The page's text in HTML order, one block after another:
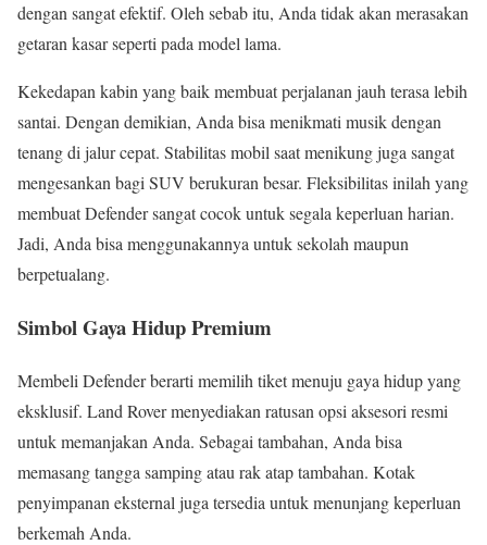
dengan sangat efektif. Oleh sebab itu, Anda tidak akan merasakan
getaran kasar seperti pada model lama.
Kekedapan kabin yang baik membuat perjalanan jauh terasa lebih
santai. Dengan demikian, Anda bisa menikmati musik dengan
tenang di jalur cepat. Stabilitas mobil saat menikung juga sangat
mengesankan bagi SUV berukuran besar. Fleksibilitas inilah yang
membuat Defender sangat cocok untuk segala keperluan harian.
Jadi, Anda bisa menggunakannya untuk sekolah maupun
berpetualang.
Simbol Gaya Hidup Premium
Membeli Defender berarti memilih tiket menuju gaya hidup yang
eksklusif. Land Rover menyediakan ratusan opsi aksesori resmi
untuk memanjakan Anda. Sebagai tambahan, Anda bisa
memasang tangga samping atau rak atap tambahan. Kotak
penyimpanan eksternal juga tersedia untuk menunjang keperluan
berkemah Anda.